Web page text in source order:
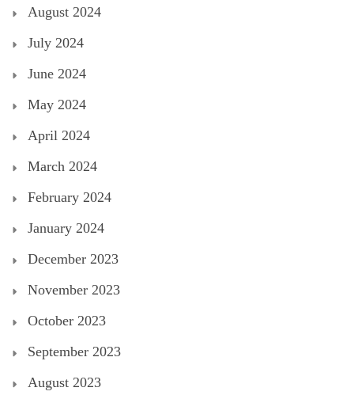
August 2024
July 2024
June 2024
May 2024
April 2024
March 2024
February 2024
January 2024
December 2023
November 2023
October 2023
September 2023
August 2023